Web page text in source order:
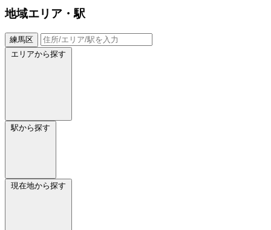
地域エリア・駅
練馬区
エリアから探す
駅から探す
現在地から探す